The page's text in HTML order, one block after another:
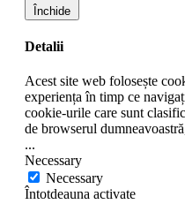
Închide
Detalii
Acest site web folosește
experiența în timp ce
cookie-urile care sunt
de browserul
...
Necessary
Necessary
Întotdeauna activate